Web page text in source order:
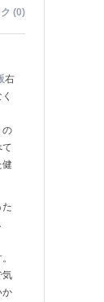
(0)
右
の
た
気
か